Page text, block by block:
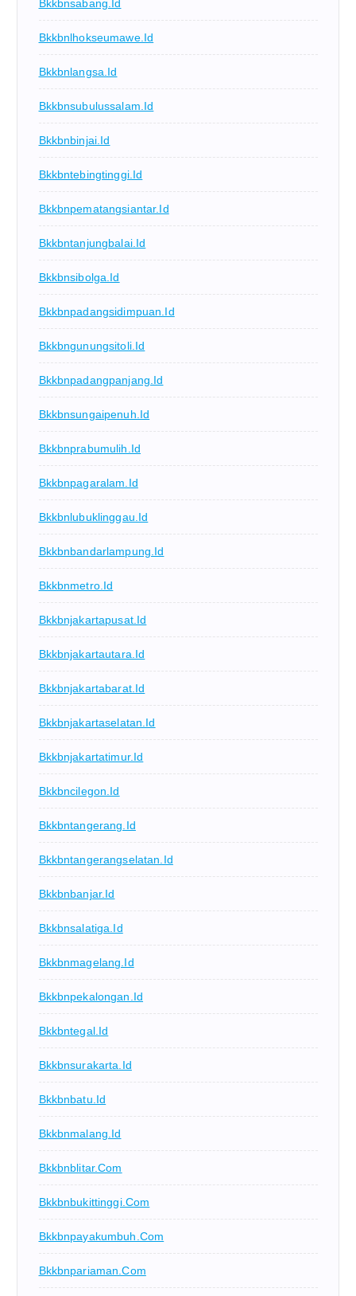
Bkkbnsabang.id
Bkkbnlhokseumawe.id
Bkkbnlangsa.id
Bkkbnsubulussalam.id
Bkkbnbinjai.id
Bkkbntebingtinggi.id
Bkkbnpematangsiantar.id
Bkkbntanjungbalai.id
Bkkbnsibolga.id
Bkkbnpadangsidimpuan.id
Bkkbngunungsitoli.id
Bkkbnpadangpanjang.id
Bkkbnsungaipenuh.id
Bkkbnprabumulih.id
Bkkbnpagaralam.id
Bkkbnlubuklinggau.id
Bkkbnbandarlampung.id
Bkkbnmetro.id
Bkkbnjakartapusat.id
Bkkbnjakartautara.id
Bkkbnjakartabarat.id
Bkkbnjakartaselatan.id
Bkkbnjakartatimur.id
Bkkbncilegon.id
Bkkbntangerang.id
Bkkbntangerangselatan.id
Bkkbnbanjar.id
Bkkbnsalatiga.id
Bkkbnmagelang.id
Bkkbnpekalongan.id
Bkkbntegal.id
Bkkbnsurakarta.id
Bkkbnbatu.id
Bkkbnmalang.id
Bkkbnblitar.com
Bkkbnbukittinggi.com
Bkkbnpayakumbuh.com
Bkkbnpariaman.com